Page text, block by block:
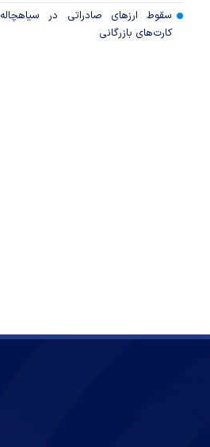
سقوط ارزهای صادراتی در سیاهچاله
کارت‌های بازرگانی